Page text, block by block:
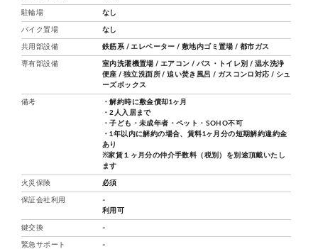
駐輪場 なし
バイク置場 なし
共用部設備 鉄筋系 / エレベーター / 敷地内ゴミ置場 / 都市ガス
専有部設備
室内洗濯機置場 / エアコン / バス・トイレ別 / 温水洗浄
便座 / 独立洗面所 / 追い焚き風呂 / ガスコンロ対応 / シュ
ーズボックス
備考
・解約時に敷金償却1ヶ月
・2人入居まで
・子ども・未成年者・ペット・SOHO不可
・1年以内に解約の場合、賃料1ヶ月分の短期解約違約金
あり
※家賃１ヶ月分の仲介手数料（税別）を別途頂戴いたし
ます
火災保険 必須
保証会社利用
-
利用可
鍵交換 -
緊急サポート -